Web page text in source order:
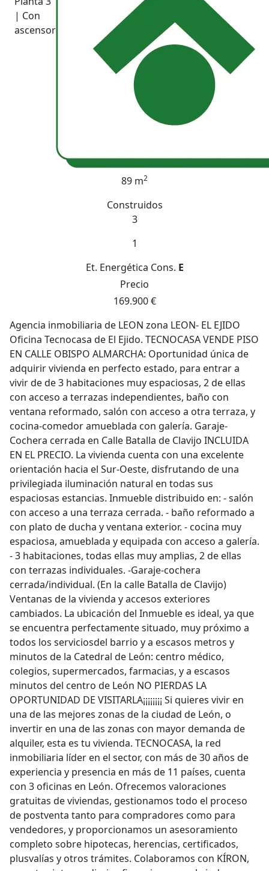
| Con
ascensor
89 m2
Construidos
3
1
Et. Energética Cons. E
Precio
169.900 €
Agencia inmobiliaria de LEON zona LEON- EL EJIDO
Oficina Tecnocasa de El Ejido. TECNOCASA VENDE PISO
EN CALLE OBISPO ALMARCHA: Oportunidad única de
adquirir vivienda en perfecto estado, para entrar a
vivir de de 3 habitaciones muy espaciosas, 2 de ellas
con acceso a terrazas independientes, baño con
ventana reformado, salón con acceso a otra terraza, y
cocina-comedor amueblada con galería. Garaje-
Cochera cerrada en Calle Batalla de Clavijo INCLUIDA
EN EL PRECIO. La vivienda cuenta con una excelente
orientación hacia el Sur-Oeste, disfrutando de una
privilegiada iluminación natural en todas sus
espaciosas estancias. Inmueble distribuido en: - salón
con acceso a una terraza cerrada. - baño reformado a
con plato de ducha y ventana exterior. - cocina muy
espaciosa, amueblada y equipada con acceso a galería.
- 3 habitaciones, todas ellas muy amplias, 2 de ellas
con terrazas individuales. -Garaje-cochera
cerrada/individual. (En la calle Batalla de Clavijo)
Ventanas de la vivienda y accesos exteriores
cambiados. La ubicación del Inmueble es ideal, ya que
se encuentra perfectamente situado, muy próximo a
todos los serviciosdel barrio y a escasos metros y
minutos de la Catedral de León: centro médico,
colegios, supermercados, farmacias, y a escasos
minutos del centro de León NO PIERDAS LA
OPORTUNIDAD DE VISITARLA¡¡¡¡¡¡¡¡ Si quieres vivir en
una de las mejores zonas de la ciudad de León, o
invertir en una de las zonas con mayor demanda de
alquiler, esta es tu vivienda. TECNOCASA, la red
inmobiliaria líder en el sector, con más de 30 años de
experiencia y presencia en más de 11 países, cuenta
con 3 oficinas en León. Ofrecemos valoraciones
gratuitas de viviendas, gestionamos todo el proceso
de postventa tanto para compradores como para
vendedores, y proporcionamos un asesoramiento
completo sobre hipotecas, herencias, certificados,
plusvalías y otros trámites. Colaboramos con KÍRON,